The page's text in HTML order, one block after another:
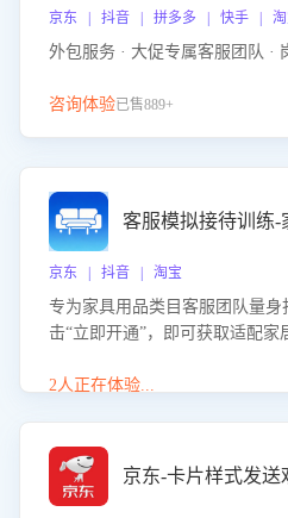
京东 | 抖音 | 拼多多 | 快手 | 淘
外包服务 · 大促专属客服团队 ·
咨询体验已售889+
客服模拟接待训练-
京东 | 抖音 | 淘宝
专为家具用品类目客服团队量
击“立即开通”，即可获取适配
能、尺寸参数咨询等高频场景下
2人正在体验...